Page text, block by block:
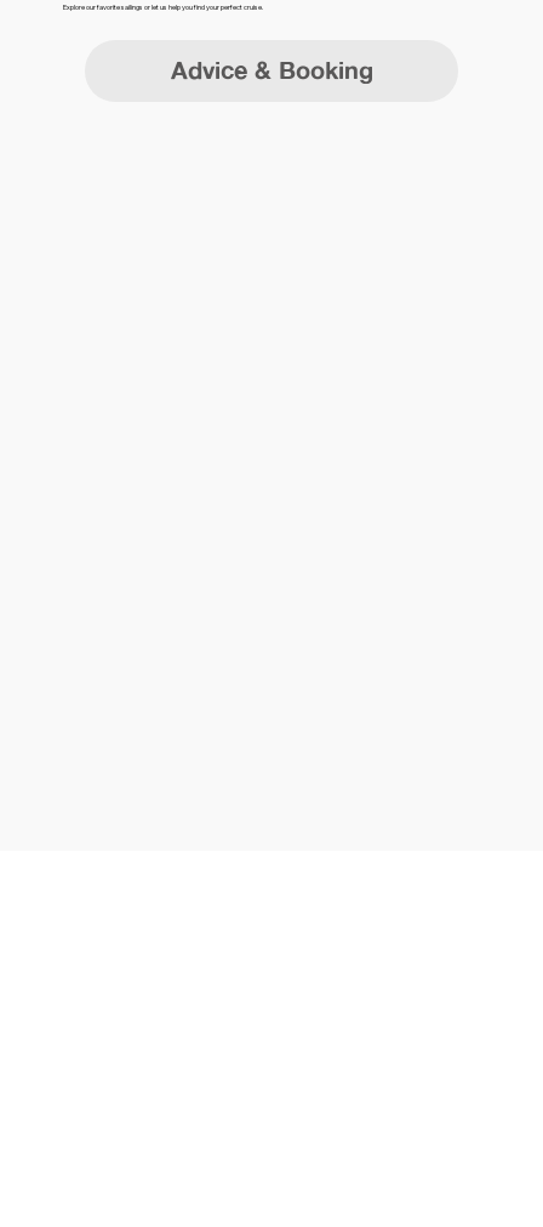
Explore our favorite sailings or let us help you find your perfect cruise.
Advice & Booking